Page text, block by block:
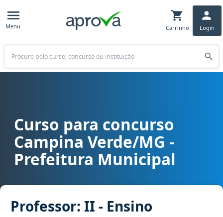
Menu Carrinho Login
Buscar
Curso para concurso Campina Verde/MG - Prefeitura Municipal
Curso para concurso
Campina Verde/MG -
Prefeitura Municipal
Professor: II - Ensino